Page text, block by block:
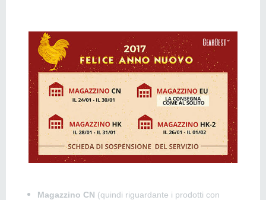
Magazzino CN (quindi riguardante i prodotti con